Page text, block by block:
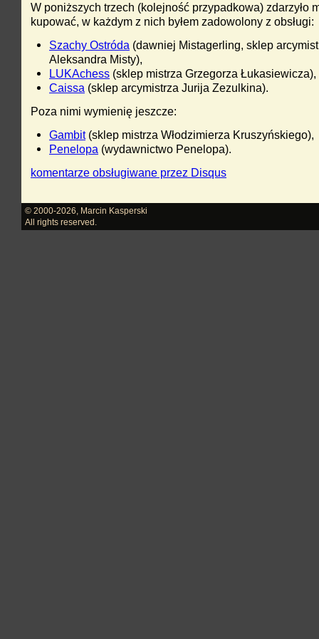
W poniższych trzech (kolejność przypadkowa) zdarzyło
kupować, w każdym z nich byłem zadowolony z obsługi:
Szachy Ostróda (dawniej Mistagerling, sklep
Aleksandra Misty),
LUKAchess (sklep mistrza Grzegorza Łukasiewicza),
Caissa (sklep arcymistrza Jurija Zezulkina).
Poza nimi wymienię jeszcze:
Gambit(sklep mistrza Włodzimierza Kruszyńskiego),
Penelopa (wydawnictwo Penelopa).
komentarze obsługiwane przez Disqus
© 2000-2026
Marcin Kasperski
All rights reserved.